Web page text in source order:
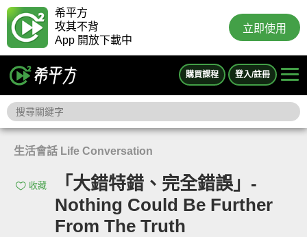
希平方
攻其不背
App 開放下載中
立即使用
購買課程 登入/註冊
生活會話 Life Conversation
收藏
「大錯特錯、完全錯誤」-
Nothing Could Be Further
From The Truth